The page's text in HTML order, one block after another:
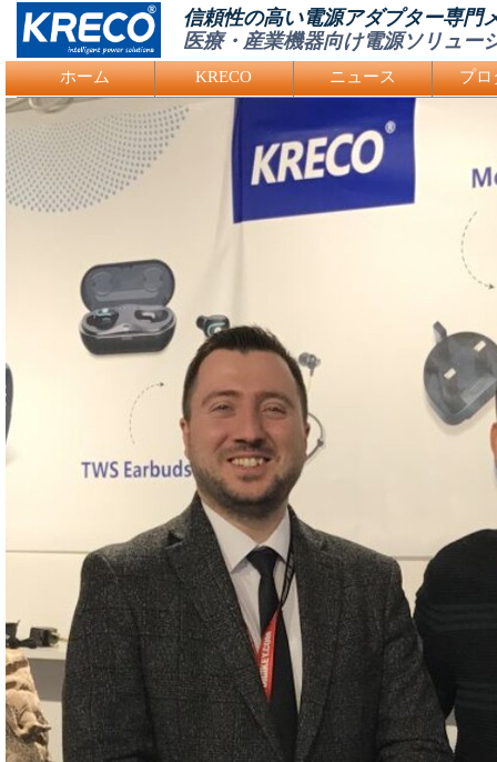
Logo Picture
信頼性の高い電源アダプター専門
医療・産業機器向け電源ソリュー
ホーム KRECO ニュース プロ